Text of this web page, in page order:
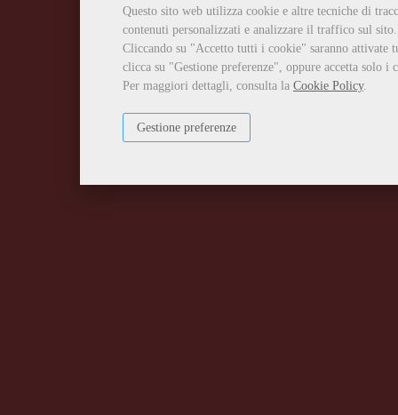
Questo sito web utilizza cookie e altre tecniche di
contenuti personalizzati e analizzare il traffico sul sito.
Cliccando su "Accetto tutti i cookie" saranno attivate
clicca su "Gestione preferenze", oppure accetta solo
Per maggiori dettagli, consulta la Cookie Policy.
Gestione preferenze